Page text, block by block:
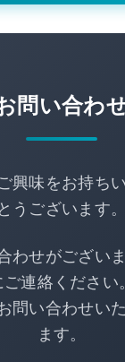
問い合わ
興味をお持ち
とうございます。
わせがござい
ご連絡ください。
問い合わせい
ます。